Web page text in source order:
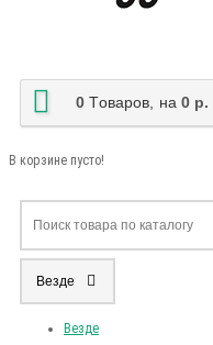
0 Tоваров, на 0 р.
В корзине пусто!
Везде
Везде